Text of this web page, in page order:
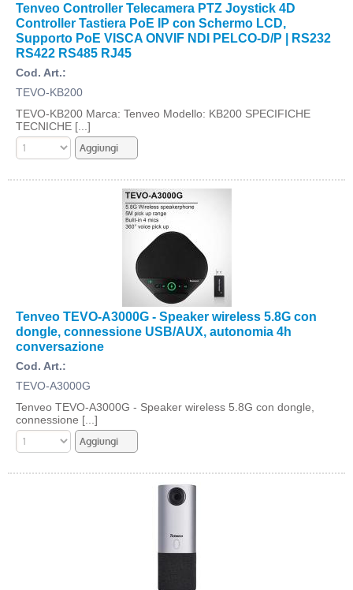
Tenveo Controller Telecamera PTZ Joystick 4D
Controller Tastiera PoE IP con Schermo LCD,
Supporto PoE VISCA ONVIF NDI PELCO-D/P | RS232
RS422 RS485 RJ45
Cod. Art.:
TEVO-KB200
TEVO-KB200 Marca: Tenveo Modello: KB200 SPECIFICHE
TECNICHE [...]
Tenveo TEVO-A3000G - Speaker wireless 5.8G con
dongle, connessione USB/AUX, autonomia 4h
conversazione
Cod. Art.:
TEVO-A3000G
Tenveo TEVO-A3000G - Speaker wireless 5.8G con dongle,
connessione [...]